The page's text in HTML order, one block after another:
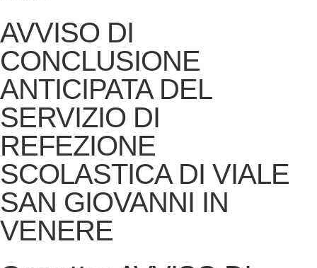
AVVISO DI
CONCLUSIONE
ANTICIPATA DEL
SERVIZIO DI
REFEZIONE
SCOLASTICA DI VIALE
SAN GIOVANNI IN
VENERE